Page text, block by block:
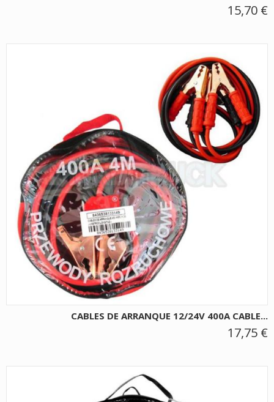
15,70 €
CABLES DE ARRANQUE 12/24V 400A CABLE...
17,75 €